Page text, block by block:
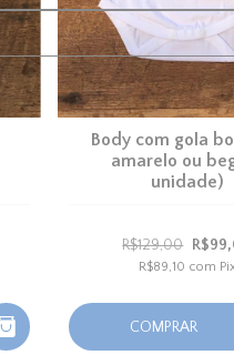
Body com gola
amarelo ou
unidade)
R$129,00
R$89,10 com
COMPRAR